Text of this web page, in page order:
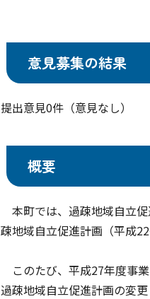
意見募集の結果
提出意見0件（意見なし）
概要
本町では、過疎地域自立
疎地域自立促進計画（平成
このたび、平成27年度事
過疎地域自立促進計画の変